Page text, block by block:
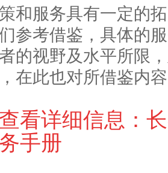
和服务具有一定的
参考借鉴，具体的
的视野及水平所限
在此也对所借鉴内
看详细信息：
手册